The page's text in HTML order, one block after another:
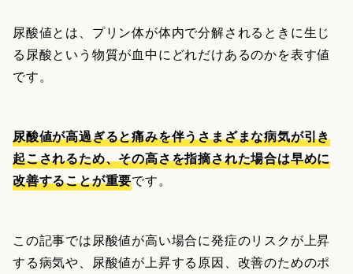
尿酸値とは、プリン体が体内で分解されるときに生じ
る尿酸という物質が血中にどれだけあるのかを表す値
です。
尿酸値が高過ぎると痛みを伴うさまざまな病気が引き
起こされるため、その高さを指摘された場合は早めに
改善することが重要です。
この記事では尿酸値が高い場合に発症のリスクが上昇
する病気や、尿酸値が上昇する原因、改善のためのポ